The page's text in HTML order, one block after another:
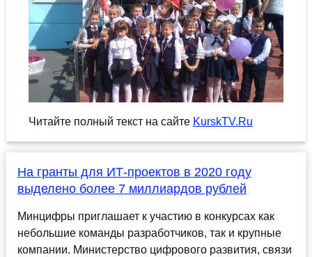
Читайте полный текст на сайте KurskTV.Ru
На гранты для ИТ-проектов в 2020 году
выделено более 7 миллиардов рублей
Минцифры приглашает к участию в конкурсах как
небольшие команды разработчиков, так и крупные
компании. Министерство цифрового развития, связи